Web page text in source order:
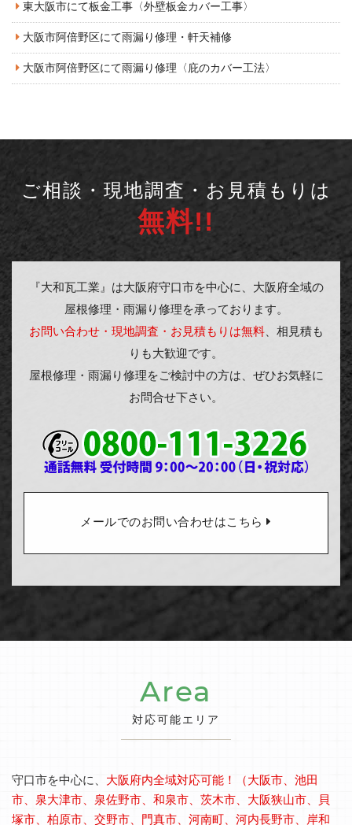
東大阪市にて板金工事〈外壁板金カバー工事〉
大阪市阿倍野区にて雨漏り修理・軒天補修
大阪市阿倍野区にて雨漏り修理〈庇のカバー工法〉
ご相談・現地調査・お見積もりは
無料!!
『大和瓦工業』は大阪府守口市を中心に、大阪府全域の
屋根修理・雨漏り修理を承っております。
お問い合わせ・現地調査・お見積もりは無料、相見積も
りも大歓迎です。
屋根修理・雨漏り修理をご検討中の方は、ぜひお気軽に
お問合せ下さい。
メールでのお問い合わせはこちら
Area
対応可能エリア
守口市を中心に、 大阪府内全域対応可能！（大阪市、池田
市、泉大津市、泉佐野市、和泉市、茨木市、大阪狭山市、貝
塚市、柏原市、交野市、門真市、河南町、河内長野市、岸和